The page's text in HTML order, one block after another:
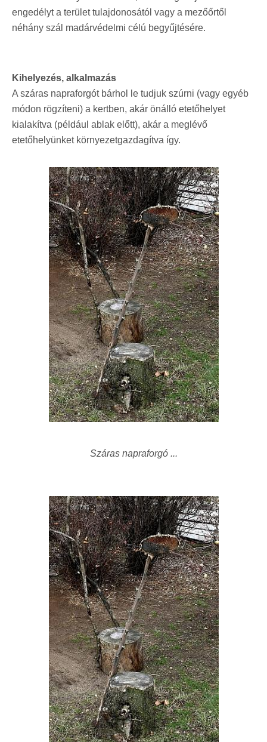
engedélyt a terület tulajdonosától vagy a mezőőrtől
néhány szál madárvédelmi célú begyűjtésére.
Kihelyezés, alkalmazás
A száras napraforgót bárhol le tudjuk szúrni (vagy egyéb
módon rögzíteni) a kertben, akár önálló etetőhelyet
kialakítva (például ablak előtt), akár a meglévő
etetőhelyünket környezetgazdagítva így.
Száras napraforgó ...